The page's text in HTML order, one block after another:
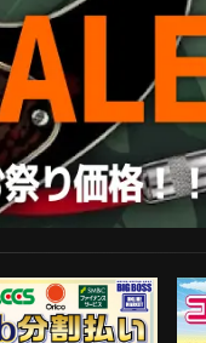
Web分割払い